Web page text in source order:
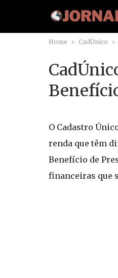
Home CadÚnico
O Cadastro
renda que têm
Benefício de
financeiras que